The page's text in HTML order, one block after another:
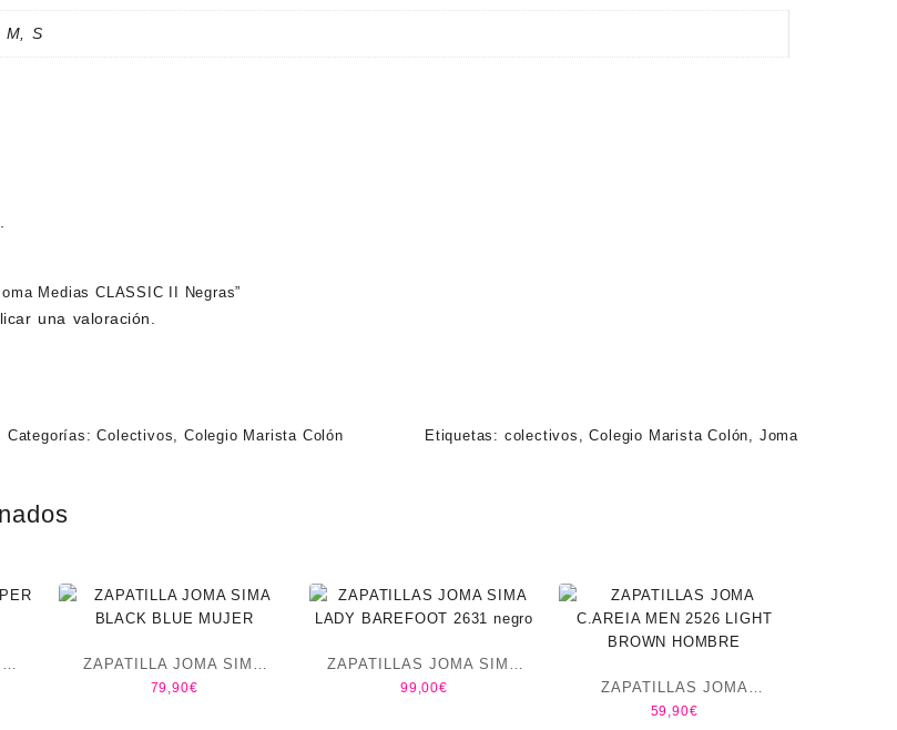
M S
Medias CLASSIC II Negras”
una valoración.
Categorías:Colectivos, Colegio Marista Colón Etiquetas: colectivos ,Colegio Marista Colón, Joma
ZAPATILLA JOMA SIMA
BLACK BLUE MUJER
79,90€
ZAPATILLAS JOMA SIMA
LADY BAREFOOT 2631
99,00€
ZAPATILLAS JOMA
C.AREIA MEN 2526 LIGHT
59,90€